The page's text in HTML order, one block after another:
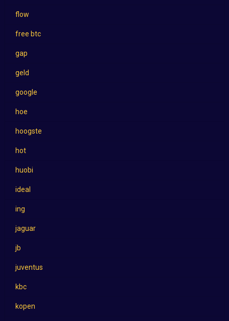
flow
free btc
gap
geld
google
hoe
hoogste
hot
huobi
ideal
ing
jaguar
jb
juventus
kbc
kopen